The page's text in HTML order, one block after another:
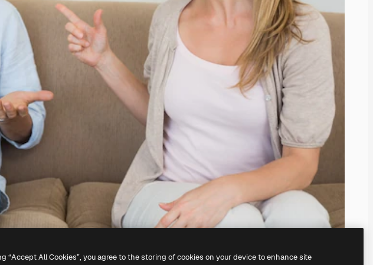
“Accept All Cookies”, you agree to the storing of cookies on your device to enhance site